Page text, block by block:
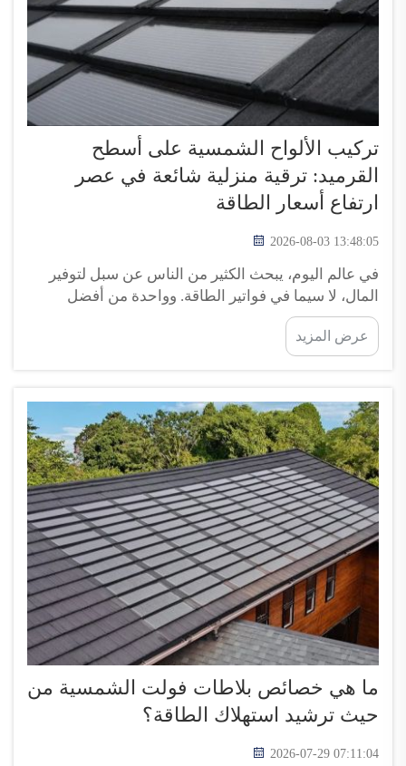
تركيب الألواح الشمسية على أسطح
القرميد: ترقية منزلية شائعة في عصر
ارتفاع أسعار الطاقة
2026-08-03 13:48:05
في عالم اليوم، يبحث الكثير من الناس عن سبل لتوفير
المال، لا سيما في فواتير الطاقة. وواحدة من أفضل
الخيارات هي تركيب الألواح الشمسية على المنازل ذات
الأسطح المُغطّاة بالقرميد. وهذه ترقية ذكية للكثير من
العائلات، لا سيما في ظل ارتفاع أسعار الطاقة إلى هذا
عرض المزيد
ما هي خصائص بلاطات فولت الشمسية من
حيث ترشيد استهلاك الطاقة؟
2026-07-29 07:11:04